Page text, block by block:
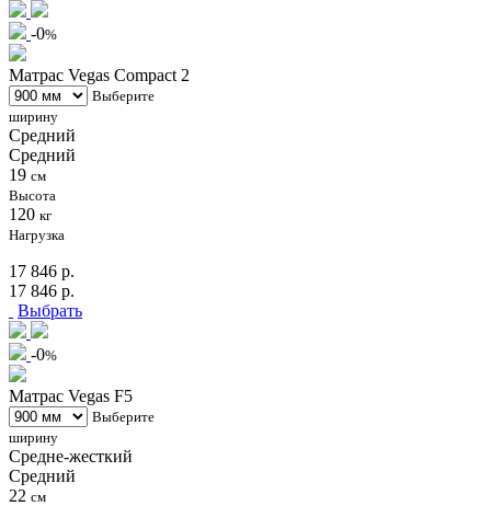
-0%
Матрас Vegas Compact 2
Выберите
ширину
Средний
Средний
19 см
Высота
120 кг
Нагрузка
17 846 р.
17 846 р.
Выбрать
-0%
Матрас Vegas F5
Выберите
ширину
Средне-жесткий
Средний
22 см